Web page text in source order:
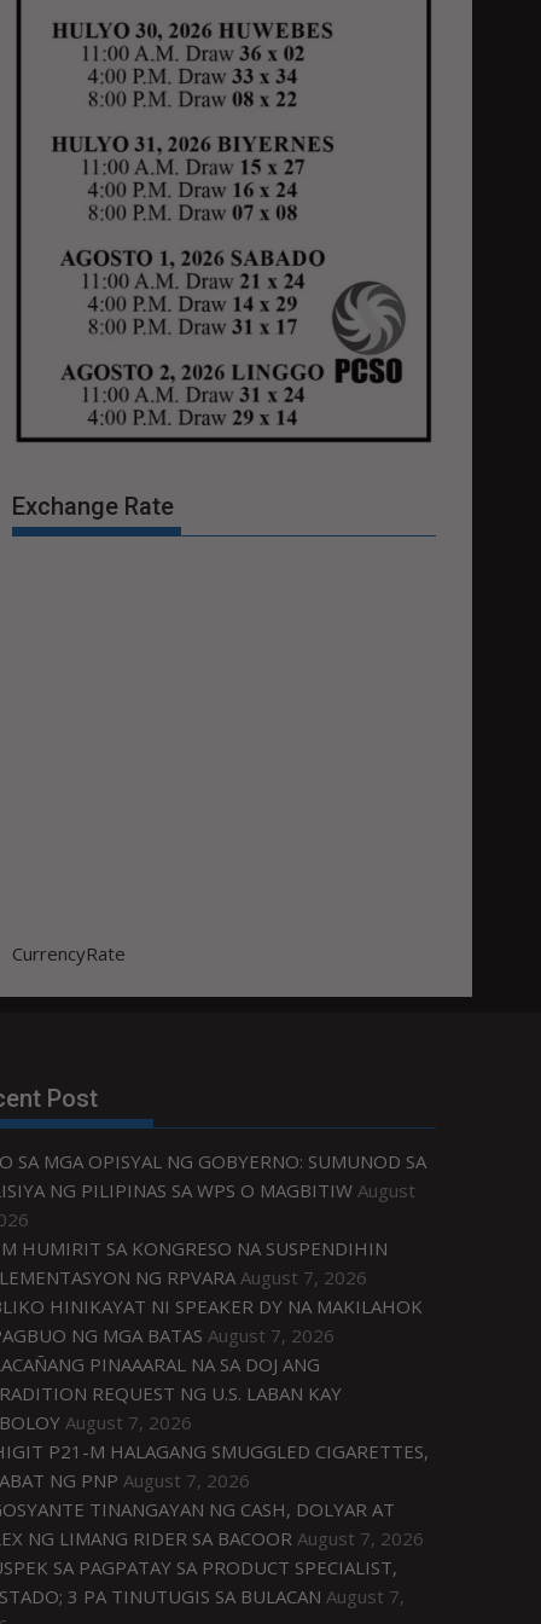
Exchange Rate
CurrencyRate
Post
SA MGA OPISYAL NG GOBYERNO: SUMUNOD SA
NG PILIPINAS SA WPS O MAGBITIW August
HUMIRIT SA KONGRESO NA SUSPENDIHIN
NG RPVARA August 7, 2026
HINIKAYAT NI SPEAKER DY NA MAKILAHOK
NG MGA BATAS August 7, 2026
PINAAARAL NA SA DOJ ANG
REQUEST NG U.S. LABAN KAY
August 7, 2026
P21-M HALAGANG SMUGGLED CIGARETTES,
NG PNP August 7, 2026
TINANGAYAN NG CASH, DOLYAR AT
NG LIMANG RIDER SA BACOOR August 7, 2026
SA PAGPATAY SA PRODUCT SPECIALIST,
3 PA TINUTUGIS SA BULACAN August 7,